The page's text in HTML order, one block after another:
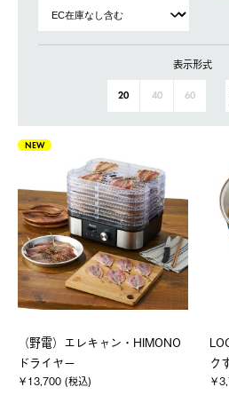
表示形式
20 40 60
NEW
（野電）エレキャン・HIMONO
ドライヤー
￥13,700 (税込)
ク
￥